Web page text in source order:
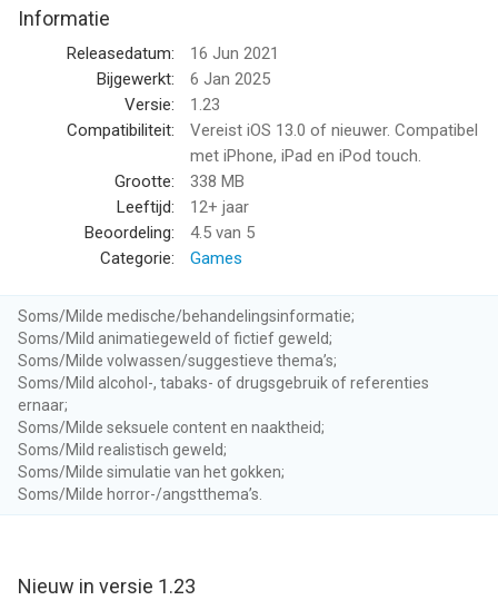
Informatie
Releasedatum:
16 Jun 2021
Bijgewerkt:
6 Jan 2025
Versie:
1.23
Compatibiliteit:
Vereist iOS 13.0 of nieuwer. Compatibel
met iPhone, iPad en iPod touch.
Grootte:
338 MB
Leeftijd:
12+ jaar
Beoordeling:
4.5 van 5
Categorie:
Games
Soms/Milde medische/behandelingsinformatie;
Soms/Mild animatiegeweld of fictief geweld;
Soms/Milde volwassen/suggestieve thema’s;
Soms/Mild alcohol-, tabaks- of drugsgebruik of referenties
ernaar;
Soms/Milde seksuele content en naaktheid;
Soms/Mild realistisch geweld;
Soms/Milde simulatie van het gokken;
Soms/Milde horror-/angstthema’s.
Nieuw in versie 1.23